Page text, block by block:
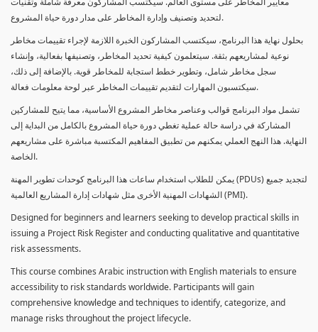
لتحديد وتصنيف وإدارة المخاطر على مدار دورة حياة المشروع.
بحلول نهاية هذا البرنامج، سيكتسب المشاركون الخبرة اللازمة لإجراء تقييمات مخاطر
نوعية لمشاريعهم بثقة. سيتعلمون كيفية تحديد المخاطر، وتصنيفها بفعالية، وإنشاء
سجل مخاطر شامل، وتطوير خطط استجابة للمخاطر قوية. بالإضافة إلى ذلك،
سيكتسبون المهارات لتقديم تقييمات المخاطر عبر لوحة معلومات فعالة.
تشمل مواد البرنامج قوالب وعناصر مخاطر المشروع الأساسية، مما يتيح للمشاركين
المشاركة في دراسة حالة عملية تغطي دورة حياة المشروع بالكامل من البداية إلى
النهاية. هذا النهج العملي يمكنهم من تطبيق المفاهيم المكتسبة مباشرة على مشاريعهم
الخاصة.
يمكن للطلاب استخدام ساعات هذا البرنامج كوحدات تطوير المهنة (PDUs) لتجديد جميع
الشهادات المهنية الأخرى مثل شهادات إدارة المشاريع العالمية (PMI).
Designed for beginners and learners seeking to develop practical skills in
issuing a Project Risk Register and conducting qualitative and quantitative
risk assessments.
This course combines Arabic instruction with English materials to ensure
accessibility to risk standards worldwide. Participants will gain
comprehensive knowledge and techniques to identify, categorize, and
manage risks throughout the project lifecycle.